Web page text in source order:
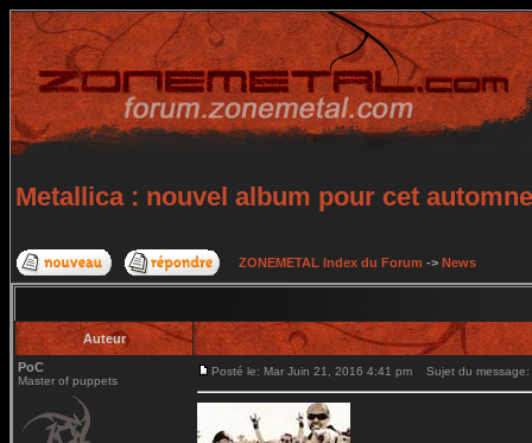
Metallica : nouvel album pour cet automne
ZONEMETAL Index du Forum -> News
Auteur
PoC
Master of puppets
Posté le: Mar Juin 21, 2016 4:41 pm Sujet du message: